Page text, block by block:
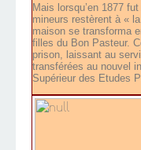
Mais lorsqu’en 1877
mineurs restèrent à «
maison se transforma
filles du Bon Pasteur.
prison, laissant au
transférées au nouvel
Supérieur des Etudes